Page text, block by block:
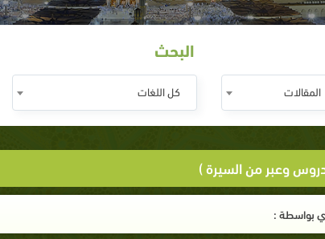
البحث
المقالات كل اللغات
وعبر من السيرة )
بواسطة :